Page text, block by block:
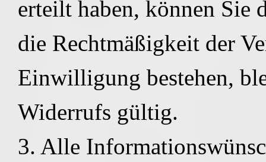
erteilt haben, können Sie
die Rechtmäßigkeit der
Einwilligung bestehen,
Widerrufs gültig.
3. Alle